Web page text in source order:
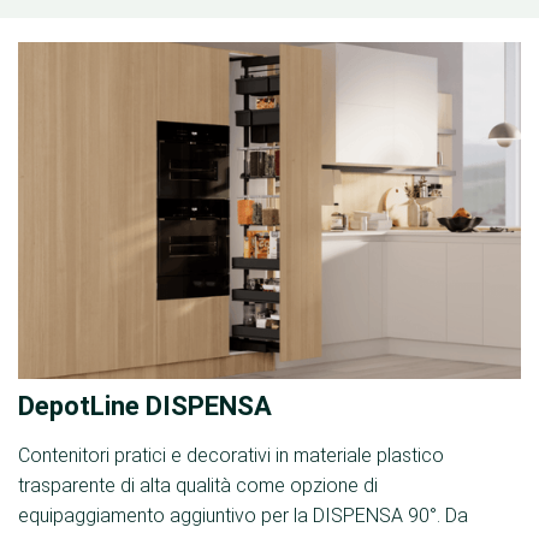
DepotLine DISPENSA
Contenitori pratici e decorativi in materiale plastico
trasparente di alta qualità come opzione di
equipaggiamento aggiuntivo per la DISPENSA 90°. Da